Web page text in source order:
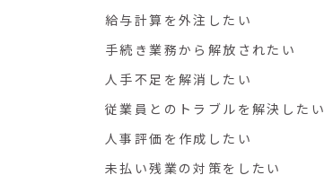
給与計算を外注したい
手続き業務から解放されたい
人手不足を解消したい
従業員とのトラブルを解決したい
人事評価を作成したい
未払い残業の対策をしたい